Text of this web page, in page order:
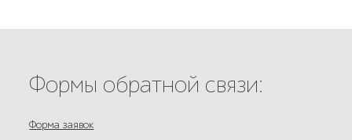
Формы обратной связи:
Форма заявок